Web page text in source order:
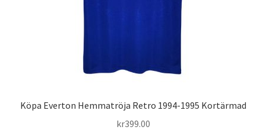
produktsidan
Köpa Everton Hemmatröja Retro 1994-1995 Kortärmad
kr399.00